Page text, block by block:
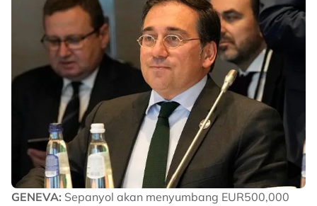
GENEVA: Sepanyol akan menyumbang EUR500,000